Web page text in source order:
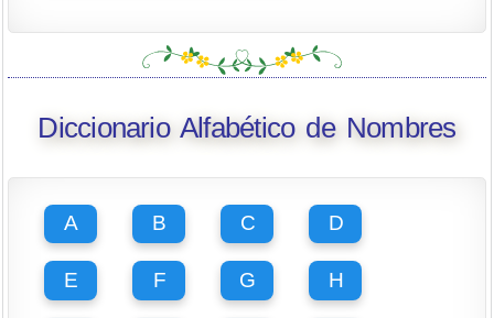
Diccionario Alfabético de Nombres
A B C D
E F G H